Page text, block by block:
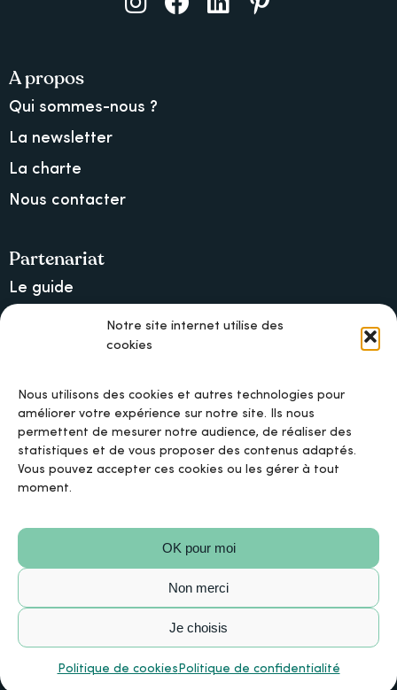
Notre site internet utilise des
cookies
Nous utilisons des cookies et autres technologies pour
améliorer votre expérience sur notre site. Ils nous
permettent de mesurer notre audience, de réaliser des
statistiques et de vous proposer des contenus adaptés.
Vous pouvez accepter ces cookies ou les gérer à tout
moment.
OK pour moi
Non merci
Je choisis
Politique de cookies Politique de confidentialité
A propos
Qui sommes-nous ?
La newsletter
La charte
Nous contacter
Partenariat
Le guide
Lancer une collecte sur Ulule
MAIF, l’assureur militant
Mentions légales
Politique de confidentialité
Conditions Générales d’Utilisation